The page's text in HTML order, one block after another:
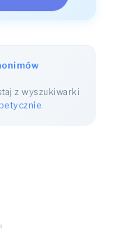
z wyszukiwarki